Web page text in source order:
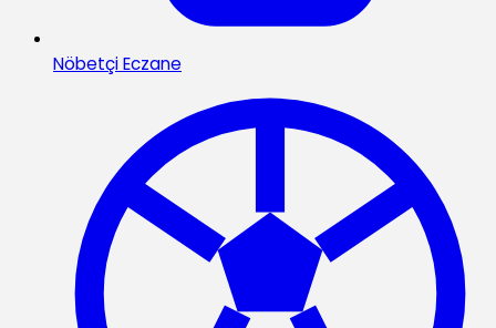
Nöbetçi Eczane